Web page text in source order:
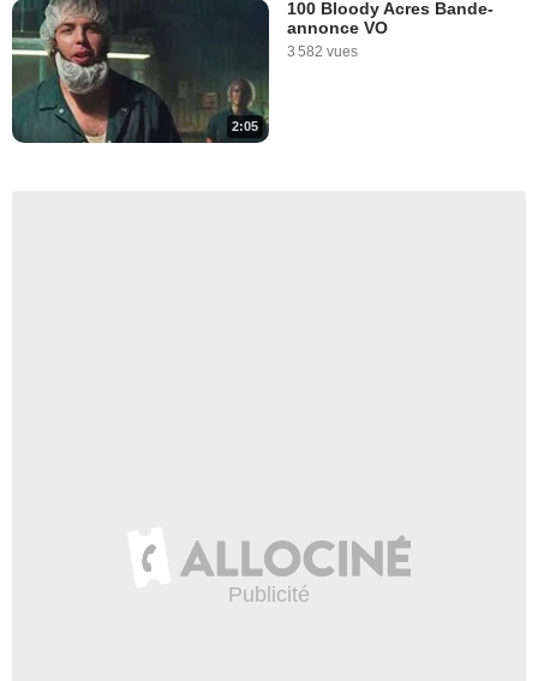
2:05
100 Bloody Acres Bande-
annonce VO
3 582 vues